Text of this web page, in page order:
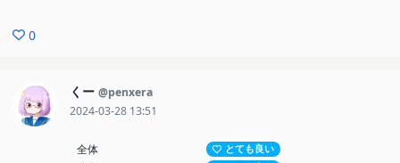
0
くー @penxera
2024-03-28 13:51
全体 とても良い